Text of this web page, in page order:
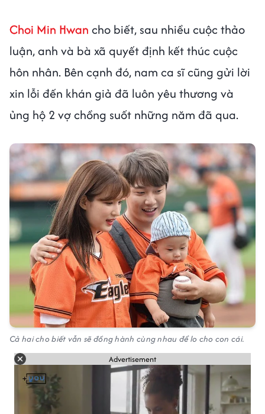
Choi Min Hwan cho biết, sau nhiều cuộc thảo
luận, anh và bà xã quyết định kết thúc cuộc
hôn nhân. Bên cạnh đó, nam ca sĩ cũng gửi lời
xin lỗi đến khán giả đã luôn yêu thương và
ủng hộ 2 vợ chồng suốt những năm đã qua.
Cả hai cho biết vẫn sẽ đồng hành cùng nhau để lo cho con cái.
Advertisement